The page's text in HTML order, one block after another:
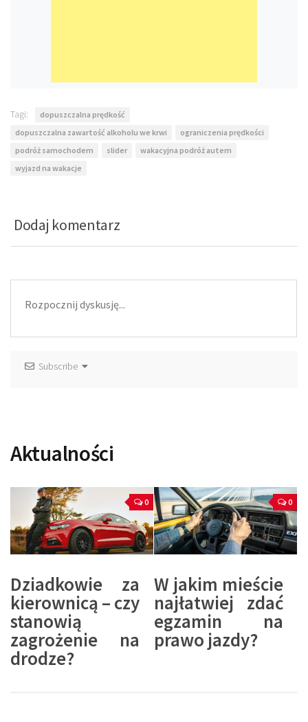
Tagi:
dopuszczalna prędkość
dopuszczalna zawartość alkoholu we krwi
ograniczenia prędkości
podróż samochodem
slider
wakacyjna podróż autem
wyjazd na wakacje
Dodaj komentarz
Subscribe
Aktualności
0
Dziadkowie za
kierownicą – czy
stanowią
zagrożenie na
drodze?
0
W jakim mieście
najłatwiej zdać
egzamin na
prawo jazdy?